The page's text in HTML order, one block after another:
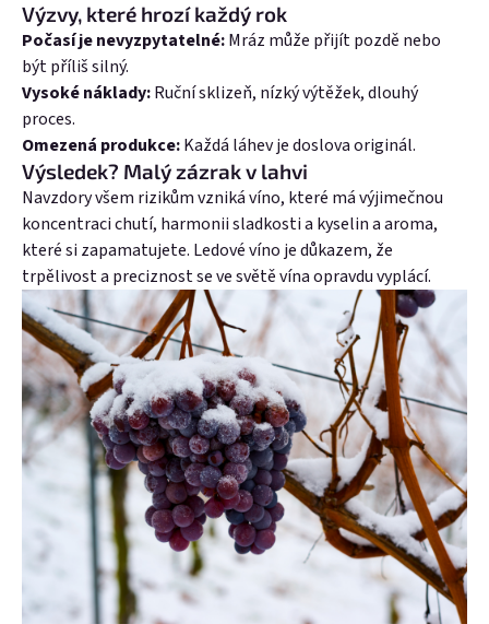
Výzvy, které hrozí každý rok
Počasí je nevyzpytatelné:Mráz může přijít pozdě nebo
být příliš silný.
Vysoké náklady:Ruční sklizeň, nízký výtěžek, dlouhý
proces.
Omezená produkce:Každá láhev je doslova originál.
Výsledek? Malý zázrak v lahvi
Navzdory všem rizikům vzniká víno, které má výjimečnou
koncentraci chutí, harmonii sladkosti a kyselin a aroma,
které si zapamatujete. Ledové víno je důkazem, že
trpělivost a preciznost se ve světě vína opravdu vyplácí.